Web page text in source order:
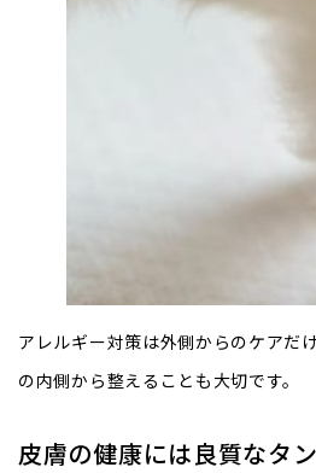
アレルギー対策は外側からのケアだ
の内側から整えることも大切です。
皮膚の健康には良質なタ